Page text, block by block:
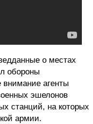
о местах
обороны
внимание агенты
эшелонов
станций, на которых
армии.